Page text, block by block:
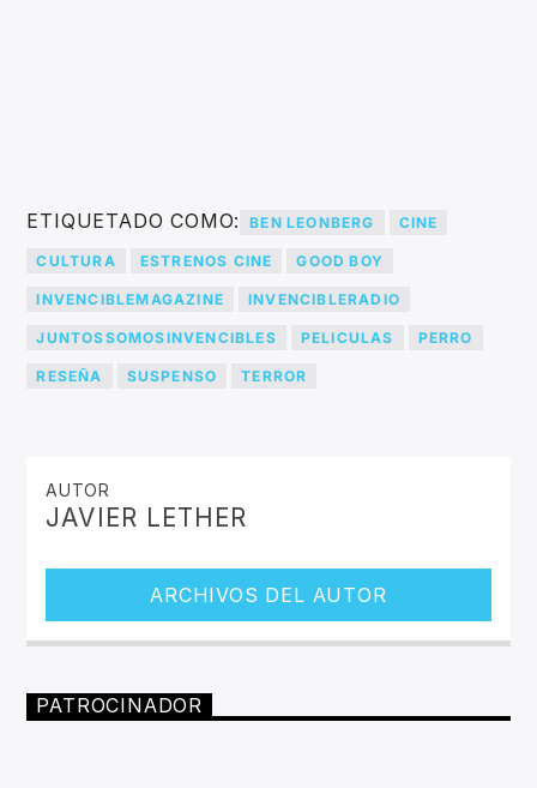
ETIQUETADO COMO: BEN LEONBERG CINE
CULTURA ESTRENOS CINE GOOD BOY
INVENCIBLEMAGAZINE INVENCIBLERADIO
JUNTOSSOMOSINVENCIBLES PELICULAS PERRO
RESEÑA SUSPENSO TERROR
AUTOR
JAVIER LETHER
ARCHIVOS DEL AUTOR
PATROCINADOR